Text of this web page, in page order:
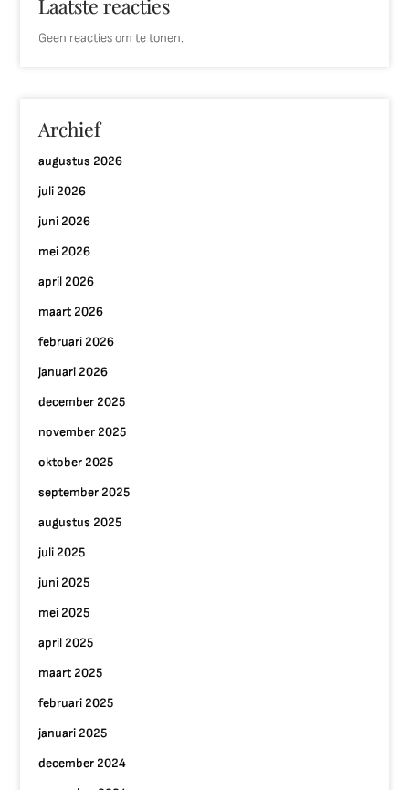
Laatste reacties
Geen reacties om te tonen.
Archief
augustus 2026
juli 2026
juni 2026
mei 2026
april 2026
maart 2026
februari 2026
januari 2026
december 2025
november 2025
oktober 2025
september 2025
augustus 2025
juli 2025
juni 2025
mei 2025
april 2025
maart 2025
februari 2025
januari 2025
december 2024